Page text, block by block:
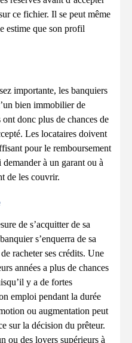
ce fichier. Il se peut même
estime que son profil
importante, les banquiers
bien immobilier de
donc plus de chances de
Les locataires doivent
pour le remboursement
à un garant ou à
de les couvrir.
de s’acquitter de sa
s’enquerra de sa
racheter ses crédits. Une
années a plus de chances
y a de fortes
emploi pendant la durée
ou augmentation peut
sur la décision du prêteur.
ou des loyers supérieurs à